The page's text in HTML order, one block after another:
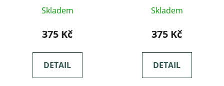
Skladem
375 Kč
DETAIL
Skladem
375 Kč
DETAIL